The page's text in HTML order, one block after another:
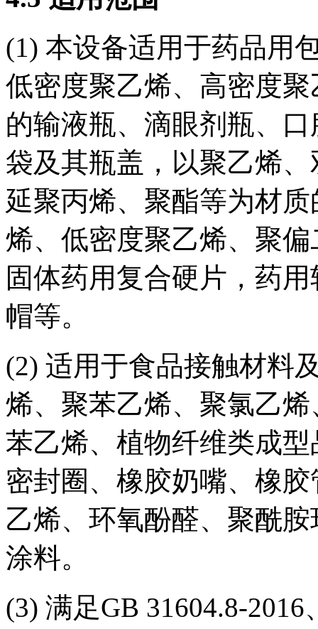
(1) 本设备适用于药品用
低密度聚乙烯、高密度
的输液瓶、滴眼剂瓶、
袋及其瓶盖，以聚乙烯
延聚丙烯、聚酯等为材
烯、低密度聚乙烯、聚
固体药用复合硬片，药
帽等。
(2) 适用于食品接触材料
烯、聚苯乙烯、聚氯乙
苯乙烯、植物纤维类成
密封圈、橡胶奶嘴、橡
乙烯、环氧酚醛、聚酰
涂料。
(3) 满足GB 31604.8-2016